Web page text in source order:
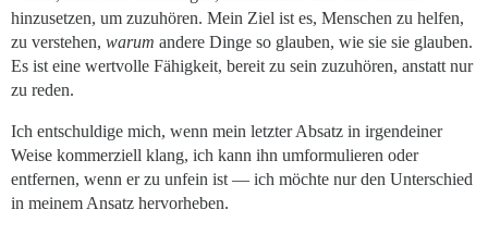
hinzusetzen, um zuzuhören. Mein Ziel ist es, Menschen zu helfen,
zu verstehen, warum andere Dinge so glauben, wie sie sie glauben.
Es ist eine wertvolle Fähigkeit, bereit zu sein zuzuhören, anstatt nur
zu reden.
Ich entschuldige mich, wenn mein letzter Absatz in irgendeiner
Weise kommerziell klang, ich kann ihn umformulieren oder
entfernen, wenn er zu unfein ist — ich möchte nur den Unterschied
in meinem Ansatz hervorheben.